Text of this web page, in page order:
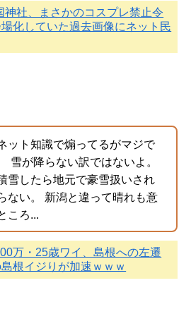
神社、まさかのコスプレ禁止令
化していた過去画像にネット民
ット知識で煽ってるがマジで
雪が降らない訳ではないよ。
雪したら地元で豪雪扱いされ
ない。 新潟と違って晴れも意
ころ...
万・25歳ワイ、島根への左遷
根イジりが加速ｗｗｗ